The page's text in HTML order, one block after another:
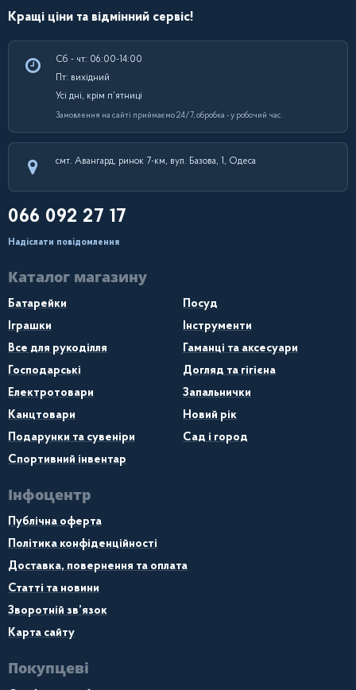
Кращі ціни та відмінний сервіс!
Сб - чт: 06:00-14:00
Пт: вихідний
Усі дні, крім п’ятниці
Замовлення на сайті приймаємо 24/7, обробка - у робочий час.
смт. Авангард, ринок 7-км, вул. Базова, 1, Одеса
066 092 27 17
Надіслати повідомлення
Каталог магазину
Батарейки
Посуд
Іграшки
Інструменти
Все для рукоділля
Гаманці та аксесуари
Господарські
Догляд та гігієна
Електротовари
Запальнички
Канцтовари
Новий рік
Подарунки та сувеніри
Сад і город
Спортивний інвентар
Інфоцентр
Публічна оферта
Політика конфіденційності
Доставка, повернення та оплата
Статті та новини
Зворотній зв’язок
Карта сайту
Покупцеві